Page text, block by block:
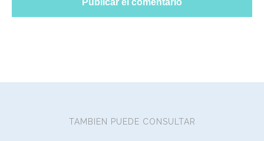
TAMBIEN PUEDE CONSULTAR